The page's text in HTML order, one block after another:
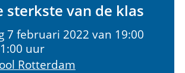
sterkste van de klas
7 februari 2022 van 19:00
uur
Rotterdam